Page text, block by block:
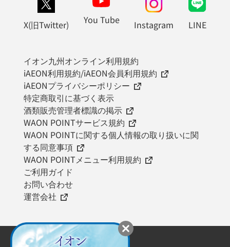
X(旧Twitter) You Tube Instagram LINE
イオン九州オンライン利用規約
iAEON利用規約/iAEON会員利用規約
iAEONプライバシーポリシー
特定商取引に基づく表示
酒類販売管理者標識の掲示
WAON POINTサービス規約
WAON POINTに関する個人情報の取り扱いに関
する同意事項
WAON POINTメニュー利用規約
ご利用ガイド
お問い合わせ
運営会社